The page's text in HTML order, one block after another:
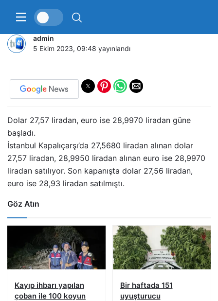
Serbest piyasada döviz fiyatları
admin
5 Ekim 2023, 09:48 yayınlandı
Dolar 27,57 liradan, euro ise 28,9970 liradan güne
başladı.
İstanbul Kapalıçarşı’da 27,5680 liradan alınan dolar
27,57 liradan, 28,9950 liradan alınan euro ise 28,9970
liradan satılıyor. Son kapanışta dolar 27,56 liradan,
euro ise 28,93 liradan satılmıştı.
Göz Atın
Kayıp ihbarı yapılan
çoban ile 100 koyun
Bir haftada 151
uyuşturucu